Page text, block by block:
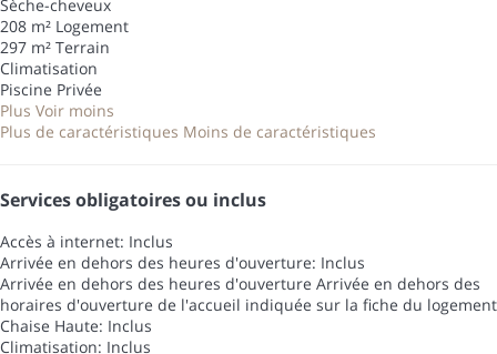
Sèche-cheveux
208 m² Logement
297 m² Terrain
Climatisation
Piscine Privée
Plus Voir moins
Plus de caractéristiques Moins de caractéristiques
Services obligatoires ou inclus
Accès à internet: Inclus
Arrivée en dehors des heures d'ouverture: Inclus
Arrivée en dehors des heures d'ouverture Arrivée en dehors des
horaires d'ouverture de l'accueil indiquée sur la fiche du logement
Chaise Haute: Inclus
Climatisation: Inclus